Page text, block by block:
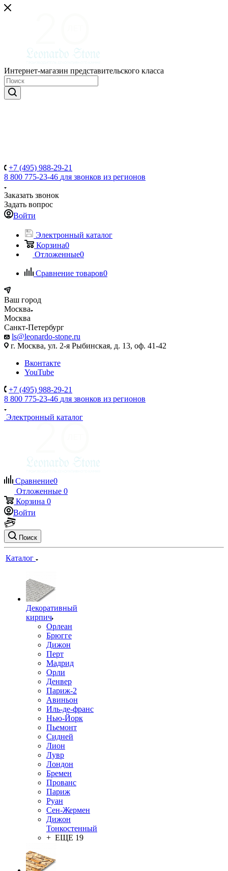
Интернет-магазин представительского класса
+7 (495) 988-29-21
8 800 775-23-46 для звонков из регионов
Заказать звонок
Задать вопрос
Войти
Электронный каталог
Корзина0
Отложенные0
Сравнение товаров0
Ваш город
Москва
Москва
Санкт-Петербург
ls@leonardo-stone.ru
г. Москва, ул. 2-я Рыбинская, д. 13, оф. 41-42
Вконтакте
YouTube
+7 (495) 988-29-21
8 800 775-23-46 для звонков из регионов
Электронный каталог
Сравнение0
Отложенные 0
Корзина 0
Войти
Поиск
Каталог
Декоративный
кирпич
Орлеан
Брюгге
Дижон
Перт
Мадрид
Орли
Денвер
Париж-2
Авиньон
Иль-де-франс
Нью-Йорк
Пьемонт
Сидней
Лион
Лувр
Лондон
Бремен
Прованс
Париж
Руан
Сен-Жермен
Дижон
Тонкостенный
+ ЕЩЕ 19